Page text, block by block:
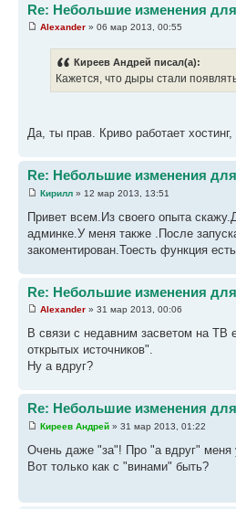
Re: Небольшие изменения
Alexander » 06 мар 2013, 00:55
Киреев Андрей писал(а):
Кажется, что дыры стали
Да, ты прав. Криво работает
Re: Небольшие изменения
Кирилл » 12 мар 2013, 13:51
Привет всем.Из своего опыта
админке.У меня также .После
закоментирован.Тоесть функция
Re: Небольшие изменения
Alexander » 31 мар 2013, 00:06
В связи с недавним засветом на ТВ
открытых источников".
Ну а вдруг?
Re: Небольшие изменения
Киреев Андрей » 31 мар 2013, 01:22
Очень даже "за"! Про "а вдруг" меня
Вот только как с "винами" быть?